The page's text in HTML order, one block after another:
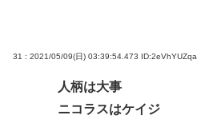
31 : 2021/05/09(日) 03:39:54.473 ID:2eVhYUZqa
人柄は大事
ニコラスはケイジ